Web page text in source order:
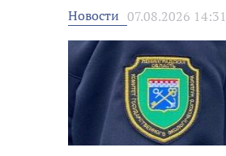
Новости 07.08.2026 14:31